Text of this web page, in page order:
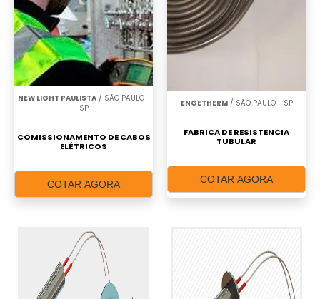
NEW LIGHT PAULISTA/ SÃO PAULO -
SP
COMISSIONAMENTO DE CABOS
ELÉTRICOS
COTAR AGORA
ENGETHERM/ SÃO PAULO - SP
FABRICA DE RESISTENCIA
TUBULAR
COTAR AGORA